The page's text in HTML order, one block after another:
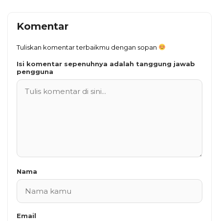
Komentar
Tuliskan komentar terbaikmu dengan sopan
Isi komentar sepenuhnya adalah tanggung jawab
pengguna
Nama
Email